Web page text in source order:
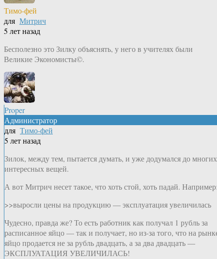
Тимо-фей
для Митрич
5 лет назад
Бесполезно это Зилку объяснять, у него в учителях были
Великие Экономисты©.
Proper
Администратор
для Тимо-фей
5 лет назад
Зилок, между тем, пытается думать, и уже додумался до многих
интересных вещей.
А вот Митрич несет такое, что хоть стой, хоть падай.
>>выросли цены на продукцию — эксплуатация увеличилась
Чудесно, правда же? То есть работник как получал 1 рубль за
расписанное яйцо — так и получает, но из-за того, что на
яйцо продается не за рубль двадцать, а за два двадцать —
ЭКСПЛУАТАЦИЯ УВЕЛИЧИЛАСЬ!